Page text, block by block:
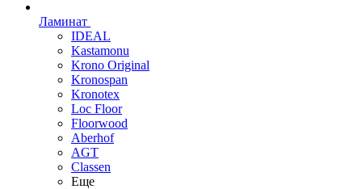
Ламинат
IDEAL
Kastamonu
Krono Original
Kronospan
Kronotex
Loc Floor
Floorwood
Aberhof
AGT
Classen
Еще